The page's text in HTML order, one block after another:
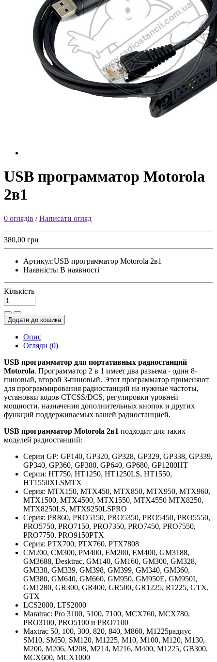
USB программатор Motorola
2в1
0 оглядів /Написати огляд
380,00 грн
Артикул:USB программатор Motorola 2в1
Наявність: В наявності
Кількість
Додати до кошика
Опис
Огляди (0)
USB программатор для портативных радиостанций
Motorola. Программатор 2 в 1 имеет два разъема - один 8-
пиновый, второй 3-пиновый. Этот программатор применяют
для программирования радиостанций на нужные частоты,
установки кодов CTCSS/DCS, регулировки уровней
мощности, назначения дополнительных кнопок и других
функций поддерживаемых вашей радиостанцией.
USB программатор Motorola 2в1 подходит для таких
моделей радиостанций:
Серии GP: GP140, GP320, GP328, GP329, GP338, GP339,
GP340, GP360, GP380, GP640, GP680, GP1280HT
Серии: HT750, HT1250, HT1250LS, HT1550,
HT1550XLSMTX
Серия: MTX150, MTX450, MTX850, MTX950, MTX960,
MTX1500, MTX4500, MTX1550, MTX4550 MTX8250,
MTX8250LS, MTX9250LSPRO
Серия: PR860, PRO5150, PRO5350, PRO5450, PRO5550,
PRO5750, PRO7150, PRO7350, PRO7450, PRO7550,
PRO7750, PRO9150РТХ
Серия: PTX700, PTX760, PTX7808
CM200, CM300, PM400, EM200, EM400, GM3188,
GM3688, Desktrac, GM140, GM160, GM300, GM328,
GM338, GM339, GM398, GM399, GM340, GM360,
GM380, GM640, GM660, GM950, GM950E, GM950I,
GM1280, GR300, GR400, GR500, GR1225, R1225, GTX,
GTX
LCS2000, LTS2000
Maratrac: Pro 3100, 5100, 7100, MCX760, MCX780,
PRO3100, PRO5100 и PRO7100
Maxtrac 50, 100, 300, 820, 840, M860, M1225радиус
SM10, SM50, SM120, M1225, M10, M100, M120, M130,
M200, M206, M208, M214, M216, M400, M1225, GB300,
MCX600, MCX1000